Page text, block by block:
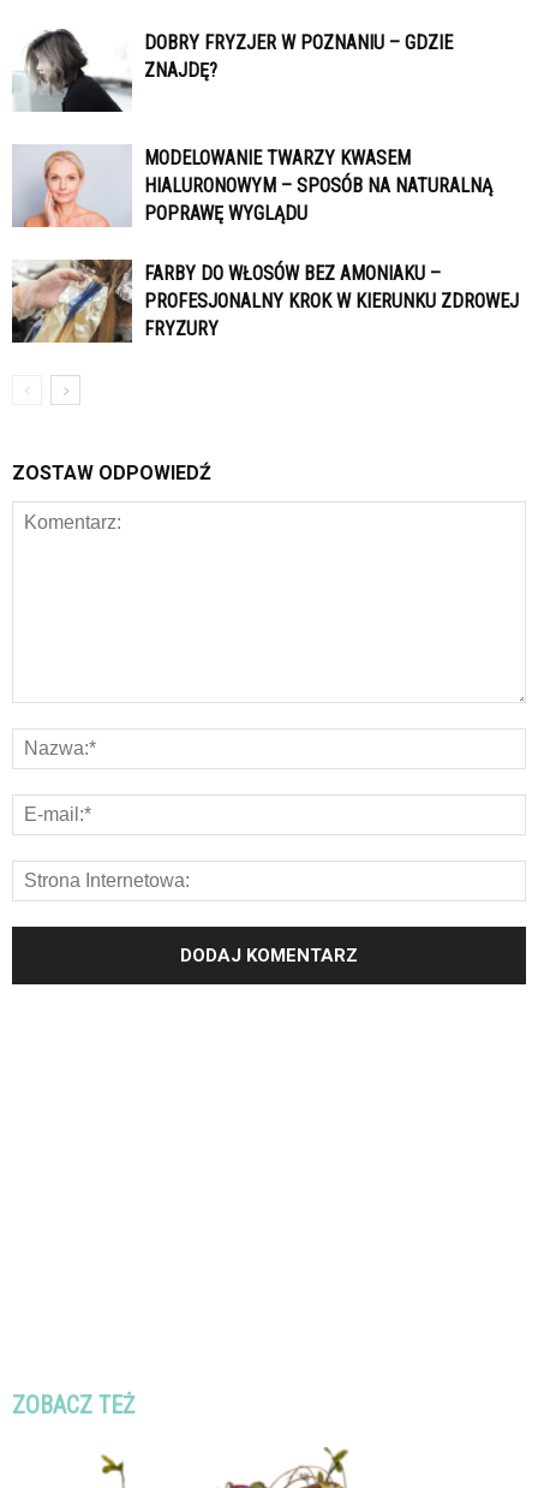
DOBRY FRYZJER W POZNANIU – GDZIE
ZNAJDĘ?
MODELOWANIE TWARZY KWASEM
HIALURONOWYM – SPOSÓB NA NATURALNĄ
POPRAWĘ WYGLĄDU
FARBY DO WŁOSÓW BEZ AMONIAKU –
PROFESJONALNY KROK W KIERUNKU ZDROWEJ
FRYZURY
ZOSTAW ODPOWIEDŹ
ZOBACZ TEŻ